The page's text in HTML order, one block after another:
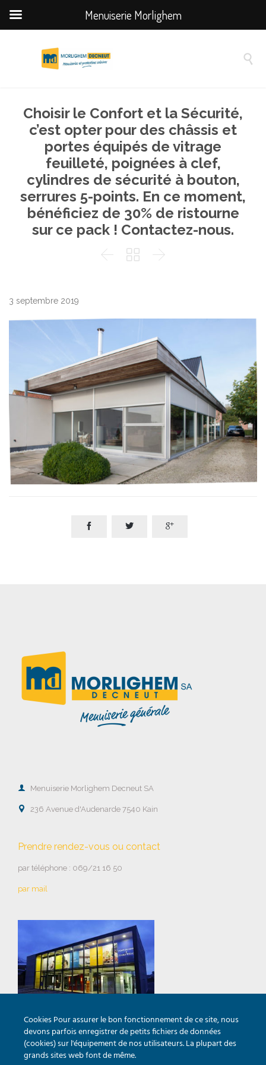

Choisir le Confort et la Sécurité,
c’est opter pour des châssis et
portes équipés de vitrage
feuilleté, poignées à clef,
cylindres de sécurité à bouton,
serrures 5-points. En ce moment,
bénéficiez de 30% de ristourne
sur ce pack ! Contactez-nous.
  
3 septembre 2019
  
 Menuiserie Morlighem Decneut SA
 236 Avenue d'Audenarde 7540 Kain
Prendre rendez-vous ou contact
par téléphone : 069/21 16 50
par mail
Horaires de la salle d’expo
Lundi au vendredi : 9h00 – 12h00 & 14h00 – 18h00
Samedi : 10h00 – 13h00
Cookies Pour assurer le bon fonctionnement de ce site, nous
devons parfois enregistrer de petits fichiers de données
(cookies) sur l'équipement de nos utilisateurs. La plupart des
grands sites web font de même.
Menuiserie Morlighem